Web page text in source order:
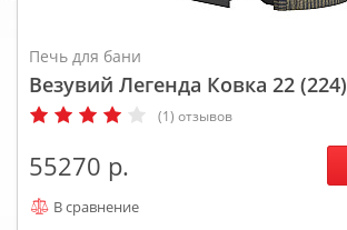
Печь для бани
Везувий Легенда Ковка 22 (224)
(1) отзывов
55270
В сравнение